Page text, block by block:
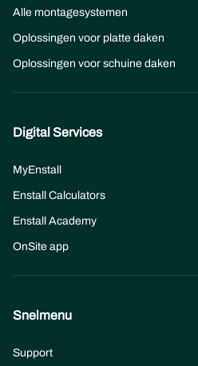
Alle montagesystemen
Oplossingen voor platte daken
Oplossingen voor schuine daken
Digital Services
MyEnstall
Enstall Calculators
Enstall Academy
OnSite app
Snelmenu
Support